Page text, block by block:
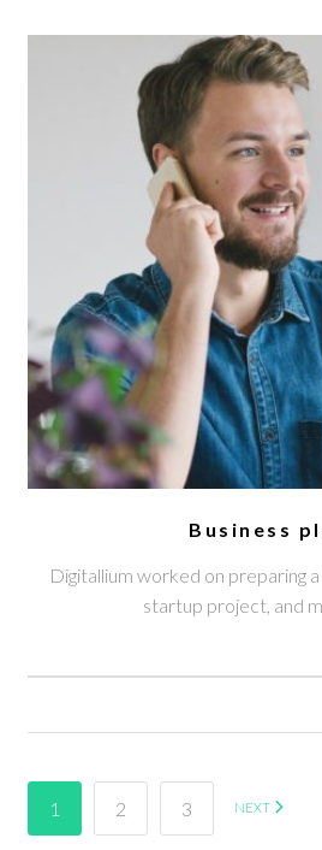
Business
Digitallium worked on preparing
startup project, and
1 2 3 NEXT